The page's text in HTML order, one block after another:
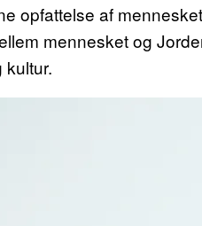
opfattelse af
mennesket og